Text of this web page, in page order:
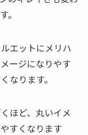
。
エットにメリハ
ージになりやす
なります。
ほど、丸いイメ
すくなります